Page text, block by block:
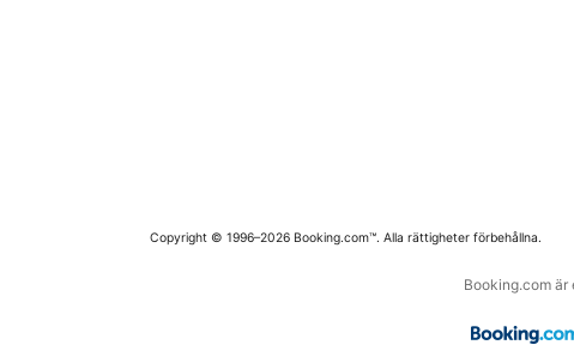
Copyright © 1996–2026 Booking.com™. Alla rättigheter förbehållna.
Booking.com är